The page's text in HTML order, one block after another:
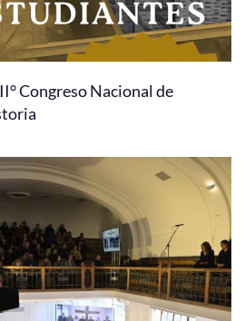
Congreso Nacional de